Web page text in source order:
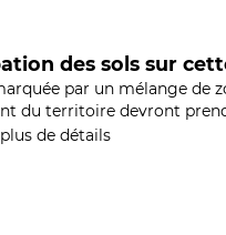
des sols sur
par un mélange de
du territoire devront
de détails